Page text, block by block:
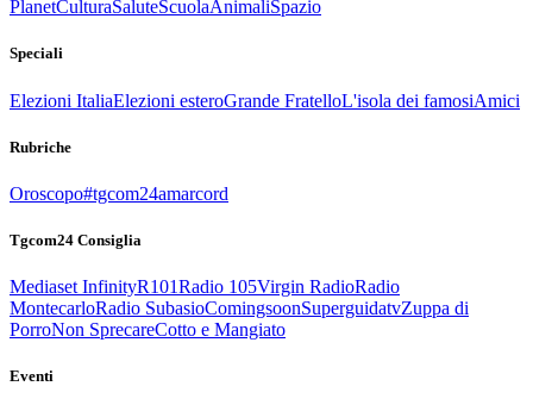
PlanetCulturaSaluteScuolaAnimaliSpazio
Speciali
Elezioni ItaliaElezioni esteroGrande FratelloL'isola dei famosiAmici
Rubriche
Oroscopo#tgcom24amarcord
Tgcom24 Consiglia
Mediaset InfinityR101Radio 105Virgin RadioRadio
MontecarloRadio SubasioComingsoonSuperguidatvZuppa di
PorroNon SprecareCotto e Mangiato
Eventi